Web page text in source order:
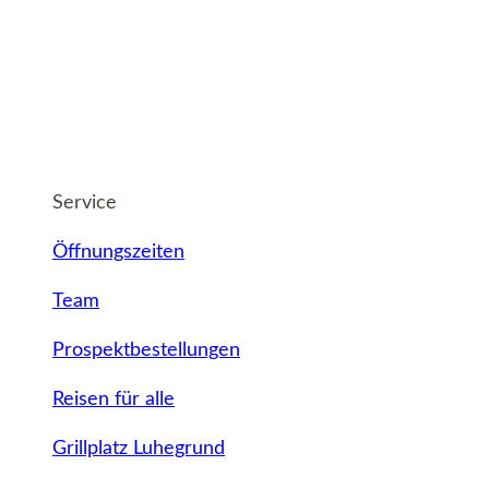
Service
Öffnungszeiten
Team
Prospektbestellungen
Reisen für alle
Grillplatz Luhegrund